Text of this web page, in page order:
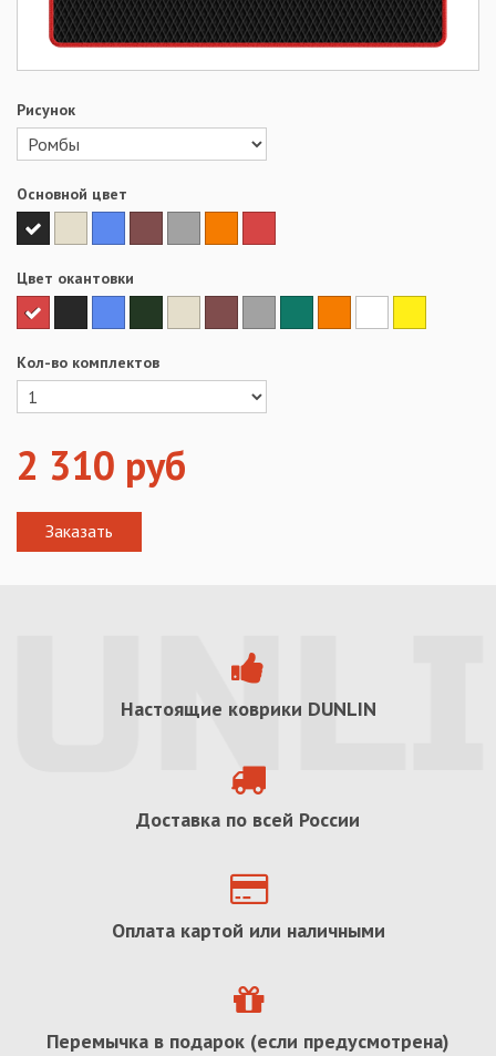
Рисунок
Основной цвет
Цвет окантовки
Кол-во комплектов
2 310 руб
Настоящие коврики DUNLIN
Доставка по всей России
Оплата картой или наличными
Перемычка в подарок (если предусмотрена)